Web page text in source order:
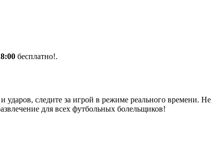
бесплатно!.
следите за игрой в режиме реального времени. Не
для всех футбольных болельщиков!